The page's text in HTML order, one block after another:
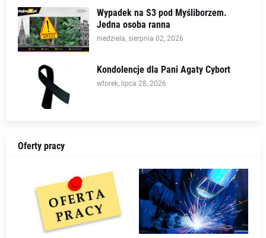
Wypadek na S3 pod Myśliborzem.
Jedna osoba ranna
niedziela, sierpnia 02, 2026
Kondolencje dla Pani Agaty Cybort
wtorek, lipca 28, 2026
Oferty pracy